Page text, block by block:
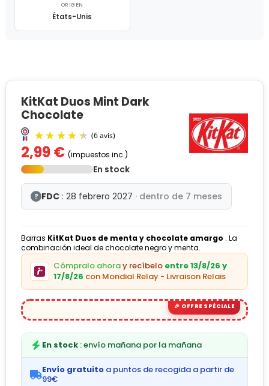
ORIGEN
États-Unis
KitKat Duos Mint Dark
Chocolate
(6 avis)
2,99 € (impuestos inc.)
En stock
? FDC : 28 febrero 2027 · dentro de 7 meses
Barras KitKat Duos de menta y chocolate amargo . La
combinación ideal de chocolate negro y menta.
Cómpralo ahoray recíbelo entre 13/8/26 y
17/8/26 con Mondial Relay - Livraison Relais
En stock : envío mañana por la mañana
Envío gratuito a puntos de recogida a partir de
99€